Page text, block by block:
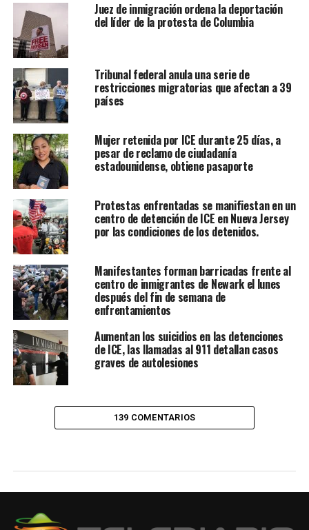
Juez de inmigración ordena la deportación
del líder de la protesta de Columbia
Tribunal federal anula una serie de
restricciones migratorias que afectan a 39
países
Mujer retenida por ICE durante 25 días, a
pesar de reclamo de ciudadanía
estadounidense, obtiene pasaporte
Protestas enfrentadas se manifiestan en un
centro de detención de ICE en Nueva Jersey
por las condiciones de los detenidos.
Manifestantes forman barricadas frente al
centro de inmigrantes de Newark el lunes
después del fin de semana de
enfrentamientos
Aumentan los suicidios en las detenciones
de ICE, las llamadas al 911 detallan casos
graves de autolesiones
139 COMENTARIOS